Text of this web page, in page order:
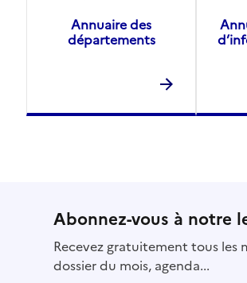
Annuaire des
départements
Abonnez-vous à notre
Recevez gratuitement tous
dossier du mois, agenda...